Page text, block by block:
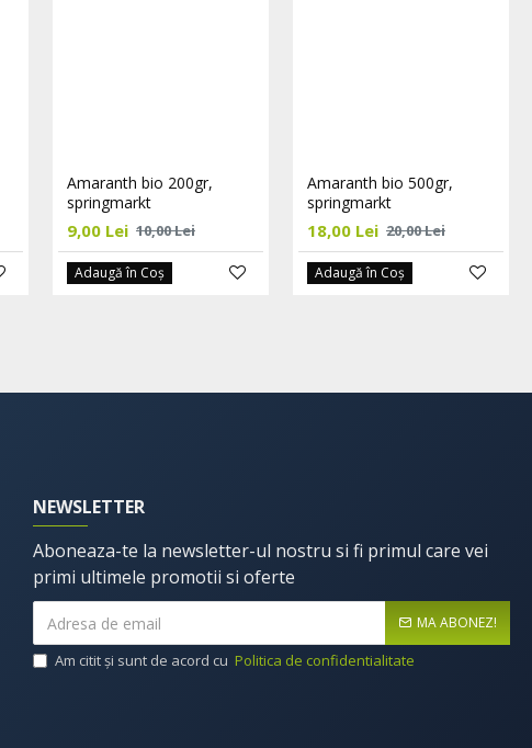
Bautura din cereale Yannoh
Instant cu vanilie eco 150g
Lima
44,65 Lei 47,00 Lei
Amaranth bio 200gr,
springmarkt
9,00 Lei 10,00 Lei
Adaugă în Coş
Amaranth bio 500gr,
springmarkt
18,00 Lei 20,00 Lei
Adaugă în Coş
NEWSLETTER
Aboneaza-te la newsletter-ul nostru si fi primul care vei
primi ultimele promotii si oferte
MA ABONEZ!
Am citit şi sunt de acord cu Politica de confidentialitate